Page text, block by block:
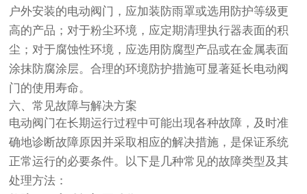
户外安装的电动阀门，应加装防雨罩或选用防护等级更
高的产品；对于粉尘环境，应定期清理执行器表面的积
尘；对于腐蚀性环境，应选用防腐型产品或在金属表面
涂抹防腐涂层。合理的环境防护措施可显著延长电动阀
门的使用寿命。
六、常见故障与解决方案
电动阀门在长期运行过程中可能出现各种故障，及时准
确地诊断故障原因并采取相应的解决措施，是保证系统
正常运行的必要条件。以下是几种常见的故障类型及其
处理方法：